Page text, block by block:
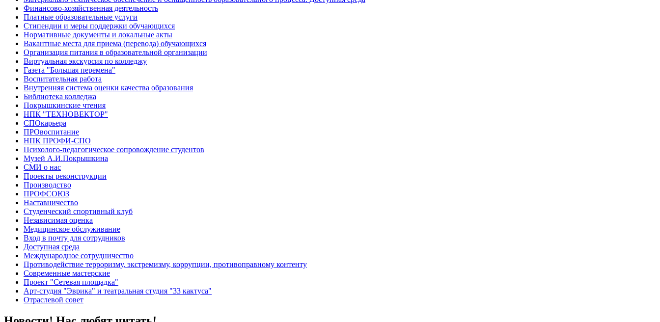
Финансово-хозяйственная деятельность
Платные образовательные услуги
Стипендии и меры поддержки обучающихся
Нормативные документы и локальные акты
Вакантные места для приема (перевода) обучающихся
Организация питания в образовательной организации
Виртуальная экскурсия по колледжу
Газета "Большая перемена"
Воспитательная работа
Внутренняя система оценки качества образования
Библиотека колледжа
Покрышкинские чтения
НПК "ТЕХНОВЕКТОР"
СПОкарьера
ПРОвоспитание
НПК ПРОФИ-СПО
Психолого-педагогическое сопровождение студентов
Музей А.И.Покрышкина
СМИ о нас
Проекты реконструкции
Производство
ПРОФСОЮЗ
Наставничество
Студенческий спортивный клуб
Независимая оценка
Медицинское обслуживание
Вход в почту для сотрудников
Доступная среда
Международное сотрудничество
Противодействие терроризму, экстремизму, коррупции, противоправному контенту
Современные мастерские
Проект "Сетевая площадка"
Арт-студия "Эврика" и театральная студия "33 кактуса"
Отраслевой совет